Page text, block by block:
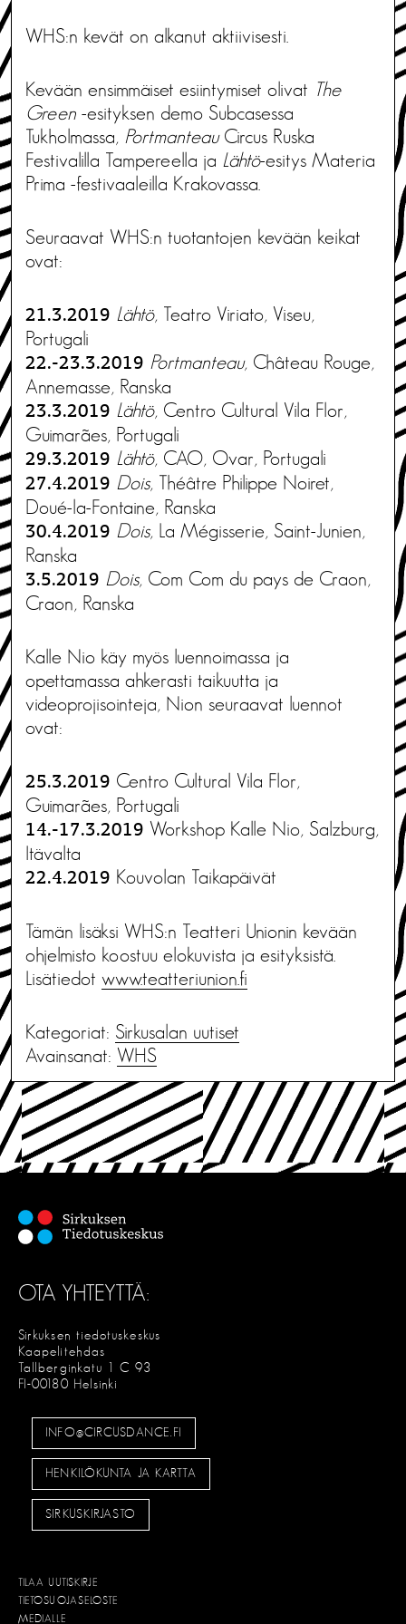
WHS:n kevät on alkanut aktiivisesti.
Kevään ensimmäiset esiintymiset olivat The
Green -esityksen demo Subcasessa
Tukholmassa, PortmanteauCircus Ruska
Festivalilla Tampereella ja Lähtö-esitys Materia
Prima -festivaaleilla Krakovassa.
Seuraavat WHS:n tuotantojen kevään keikat
ovat:
21.3.2019 Lähtö, Teatro Viriato, Viseu,
Portugali
22.-23.3.2019 Portmanteau, Château Rouge,
Annemasse, Ranska
23.3.2019 Lähtö, Centro Cultural Vila Flor,
Guimarães, Portugali
29.3.2019 Lähtö, CAO, Ovar, Portugali
27.4.2019 Dois, Théâtre Philippe Noiret,
Doué-la-Fontaine, Ranska
30.4.2019 Dois, La Mégisserie, Saint-Junien,
Ranska
3.5.2019 Dois, Com Com du pays de Craon,
Craon, Ranska
Kalle Nio käy myös luennoimassa ja
opettamassa ahkerasti taikuutta ja
videoprojisointeja, Nion seuraavat luennot
ovat:
25.3.2019 Centro Cultural Vila Flor,
Guimarães, Portugali
14.-17.3.2019 Workshop Kalle Nio, Salzburg,
Itävalta
22.4.2019 Kouvolan Taikapäivät
Tämän lisäksi WHS:n Teatteri Unionin kevään
ohjelmisto koostuu elokuvista ja esityksistä.
Lisätiedot www.teatteriunion.fi
Kategoriat: Sirkusalan uutiset
Avainsanat: WHS
OTA YHTEYTTÄ:
Sirkuksen tiedotuskeskus
Kaapelitehdas
Tallberginkatu 1 C 93
FI-00180 Helsinki
INFO@CIRCUSDANCE.FI
HENKILÖKUNTA JA KARTTA
SIRKUSKIRJASTO
TILAA UUTISKIRJE
TIETOSUOJASELOSTE
MEDIALLE